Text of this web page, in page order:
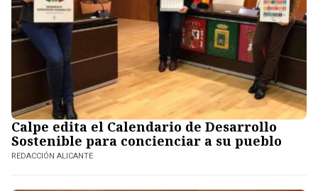
Calpe edita el Calendario de Desarrollo
Sostenible para concienciar a su pueblo
REDACCIÓN ALICANTE